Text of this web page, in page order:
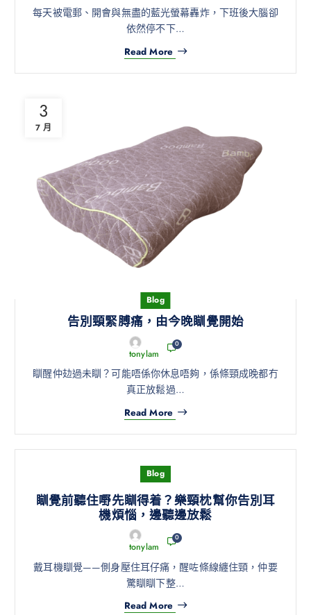
每天被電郵、開會與無盡的藍光螢幕轟炸，下班後大腦卻
依然停不下…
Read More
3
7 月
Blog
告別頸緊膊痛，由今晚瞓覺開始
tonylam
0
瞓醒仲攰過未瞓？可能唔係你休息唔夠，係條頸成晚都冇
真正放鬆過…
Read More
Blog
瞓覺前聽住嘢先瞓得着？樂頸枕幫你告別耳
機煩惱，邊聽邊放鬆
tonylam
0
戴耳機瞓覺——側身壓住耳仔痛，醒咗條線纏住頸，仲要
驚瞓瞓下整…
Read More